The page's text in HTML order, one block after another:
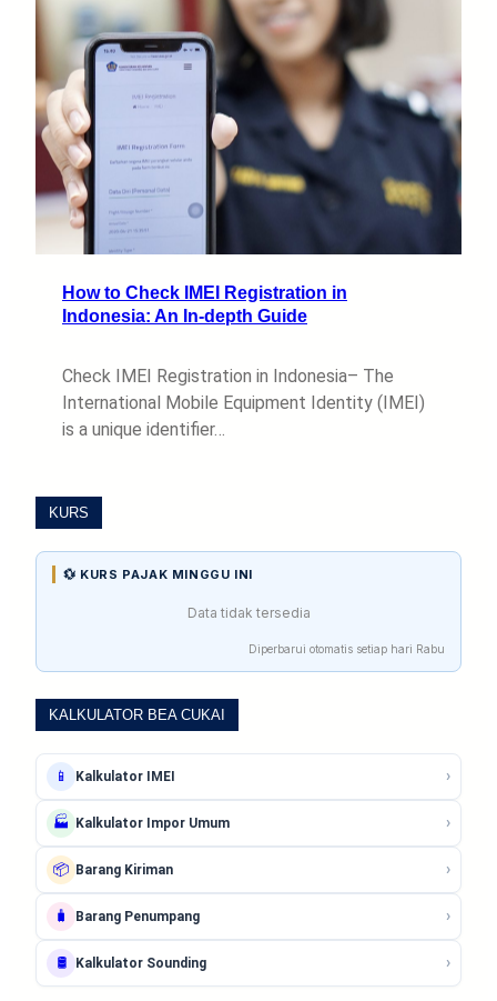
How to Check IMEI Registration in
Indonesia: An In-depth Guide
Check IMEI Registration in Indonesia– The
International Mobile Equipment Identity (IMEI)
is a unique identifier…
KURS
💱 KURS PAJAK MINGGU INI
Data tidak tersedia
Diperbarui otomatis setiap hari Rabu
KALKULATOR BEA CUKAI
📱 Kalkulator IMEI ›
🏭 Kalkulator Impor Umum ›
📦 Barang Kiriman ›
🧳 Barang Penumpang ›
🛢️ Kalkulator Sounding ›